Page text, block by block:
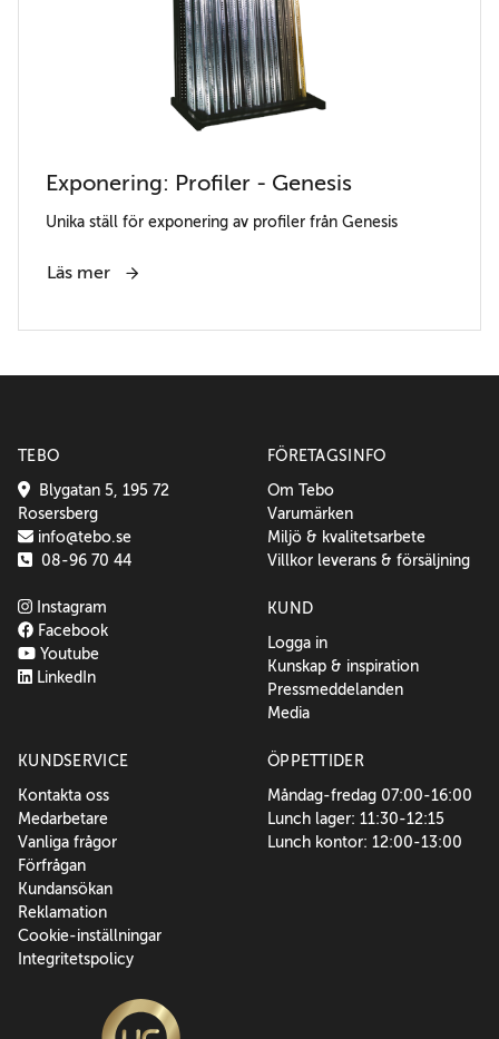
Exponering: Profiler - Genesis
Unika ställ för exponering av profiler från Genesis
Läs mer
TEBO
Blygatan 5, 195 72
Rosersberg
info@tebo.se
08-96 70 44
Instagram
Facebook
Youtube
LinkedIn
FÖRETAGSINFO
Om Tebo
Varumärken
Miljö & kvalitetsarbete
Villkor leverans & försäljning
KUND
Logga in
Kunskap & inspiration
Pressmeddelanden
Media
KUNDSERVICE
Kontakta oss
Medarbetare
Vanliga frågor
Förfrågan
Kundansökan
Reklamation
Cookie-inställningar
Integritetspolicy
ÖPPETTIDER
Måndag-fredag 07:00-16:00
Lunch lager: 11:30-12:15
Lunch kontor: 12:00-13:00